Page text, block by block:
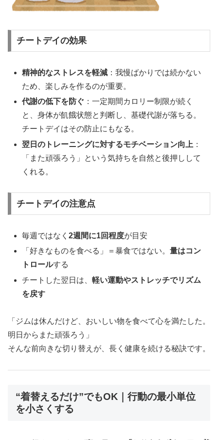
チートデイの効果
精神的なストレスを軽減 ：我慢ばかりでは続かない
ため、楽しみを作るのが重要。
代謝の低下を防ぐ ：一定期間カロリー制限が続く
と、身体が飢餓状態と判断し、基礎代謝が落ちる。
チートデイはその防止にもなる。
翌日のトレーニングに対するモチベーション向上 ：
「また頑張ろう」という気持ちを自然と後押しして
くれる。
チートデイの注意点
毎週ではなく2週間に1回程度が目安
「好きなものを食べる」＝暴食ではない。量はコン
トロールする
チートした翌日は、軽い運動やストレッチでリズム
を戻す
「ジムは休んだけど、おいしい物を食べて心を満たした。
明日からまた頑張ろう」
そんな前向きな切り替えが、長く健康を続ける秘訣です。
“着替えるだけ”でもOK｜行動の最小単位
を小さくする